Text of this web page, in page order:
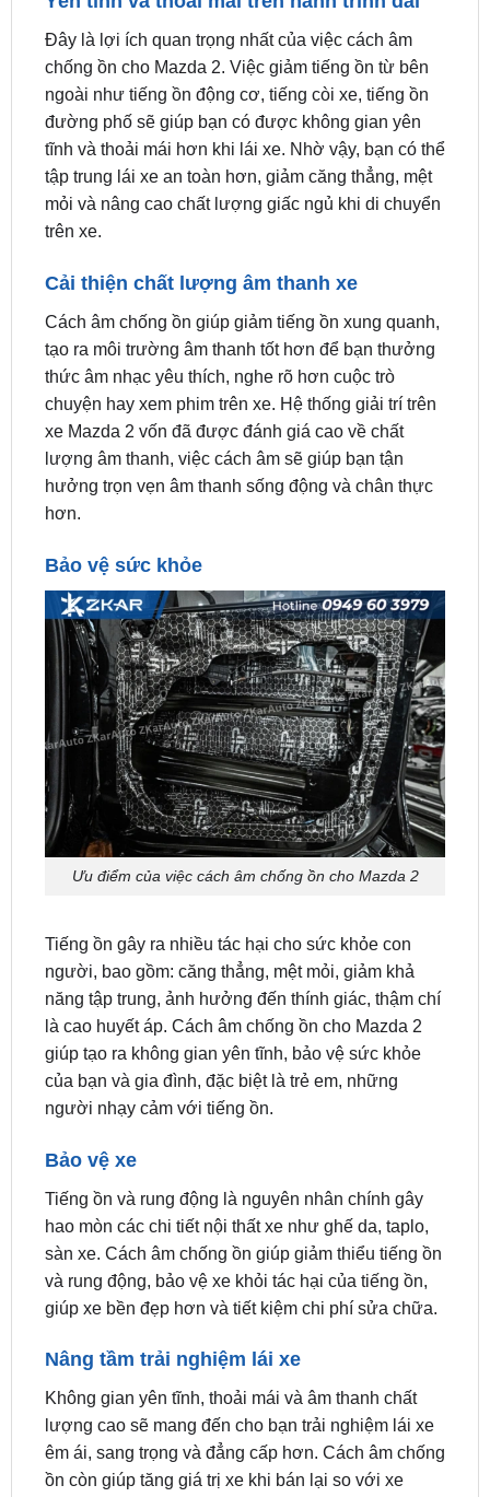
chống ồn cho Mazda 2. Việc giảm tiếng ồn từ bên
ngoài như tiếng ồn động cơ, tiếng còi xe, tiếng ồn
đường phố sẽ giúp bạn có được không gian yên
tĩnh và thoải mái hơn khi lái xe. Nhờ vậy, bạn có thể
tập trung lái xe an toàn hơn, giảm căng thẳng, mệt
mỏi và nâng cao chất lượng giấc ngủ khi di chuyển
trên xe.
Cải thiện chất lượng âm thanh xe
tạo ra môi trường âm thanh tốt hơn để bạn thưởng
thức âm nhạc yêu thích, nghe rõ hơn cuộc trò
chuyện hay xem phim trên xe. Hệ thống giải trí trên
xe Mazda 2 vốn đã được đánh giá cao về chất
lượng âm thanh, việc cách âm sẽ giúp bạn tận
hưởng trọn vẹn âm thanh sống động và chân thực
hơn.
Bảo vệ sức khỏe
Ưu điểm của việc cách âm chống ồn cho Mazda 2
Tiếng ồn gây ra nhiều tác hại cho sức khỏe con
năng tập trung, ảnh hưởng đến thính giác, thậm chí
là cao huyết áp. Cách âm chống ồn cho Mazda 2
giúp tạo ra không gian yên tĩnh, bảo vệ sức khỏe
của bạn và gia đình, đặc biệt là trẻ em, những
người nhạy cảm với tiếng ồn.
Bảo vệ xe
hao mòn các chi tiết nội thất xe như ghế da, taplo,
sàn xe. Cách âm chống ồn giúp giảm thiểu tiếng ồn
và rung động, bảo vệ xe khỏi tác hại của tiếng ồn,
giúp xe bền đẹp hơn và tiết kiệm chi phí sửa chữa.
Nâng tầm trải nghiệm lái xe
lượng cao sẽ mang đến cho bạn trải nghiệm lái xe
êm ái, sang trọng và đẳng cấp hơn. Cách âm chống
ồn còn giúp tăng giá trị xe khi bán lại so với xe
thông thường.